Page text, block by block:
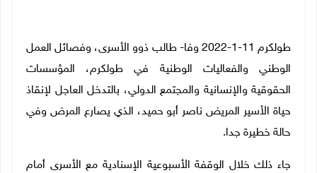
طولكرم 11-1-2022 وفا- طالب ذوو الأسرى، وفصائل العمل
الوطني والفعاليات الوطنية في طولكرم، المؤسسات
الحقوقية والإنسانية والمجتمع الدولي، بالتدخل العاجل لإنقاذ
حياة الأسير المريض ناصر أبو حميد، الذي يصارع المرض وفي
حالة خطيرة جدا.
جاء ذلك خلال الوقفة الأسبوعية الإسنادية مع الأسرى أمام